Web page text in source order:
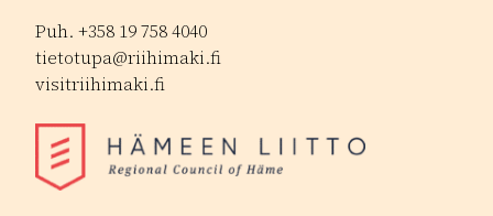
Puh. +358 19 758 4040
tietotupa@riihimaki.fi
visitriihimaki.fi